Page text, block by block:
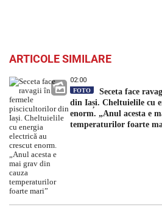
ARTICOLE SIMILARE
02:00
FOTO
Seceta face
din Iași. Cheltuielile cu
enorm. „Anul acesta e
temperaturilor foarte